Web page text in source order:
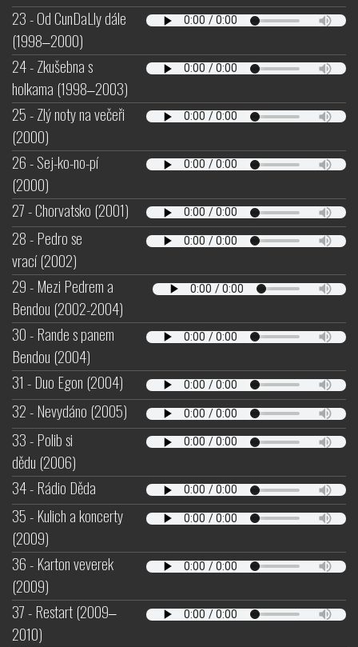
23 - Od CunDaLly dále
(1998‒2000)
24 - Zkušebna s
holkama (1998‒2003)
25 - Zlý noty na večeři
(2000)
26 - Sej-ko-no-pí
(2000)
27 - Chorvatsko (2001)
28 - Pedro se
vrací (2002)
29 - Mezi Pedrem a
Bendou (2002-2004)
30 - Rande s panem
Bendou (2004)
31 - Duo Egon (2004)
32 - Nevydáno (2005)
33 - Polib si
dědu (2006)
34 - Rádio Děda
35 - Kulich a koncerty
(2009)
36 - Karton veverek
(2009)
37 - Restart (2009‒
2010)